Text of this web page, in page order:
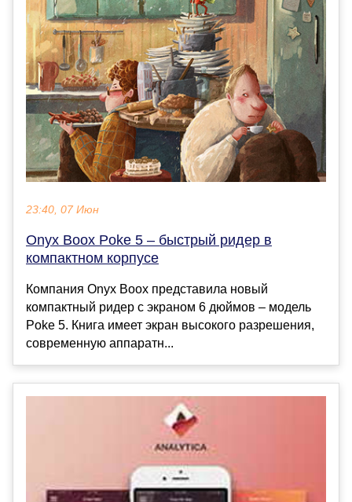
23:40, 07 Июн
Onyx Boox Poke 5 – быстрый ридер в
компактном корпусе
Компания Onyx Boox представила новый
компактный ридер с экраном 6 дюймов – модель
Poke 5. Книга имеет экран высокого разрешения,
современную аппаратн...